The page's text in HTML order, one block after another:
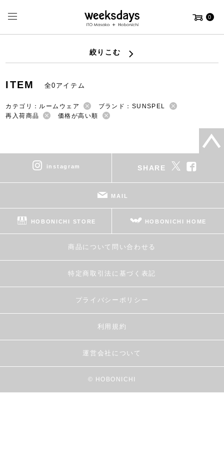
0
絞りこむ
ITEM 全0アイテム
カテゴリ：ルームウェア
ブランド：SUNSPEL
再入荷商品
価格が高い順
instagram SHARE
MAIL
HOBONICHI STORE HOBONICHI HOME
商品について問い合わせる
特定商取引法に基づく表記
プライバシーポリシー
利用規約
運営会社について
© HOBONICHI